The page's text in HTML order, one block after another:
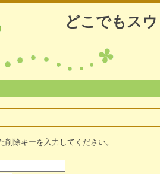
どこでもス
削除キーを入力してください。